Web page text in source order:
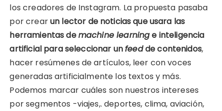
los creadores de Instagram. La propuesta pasaba
por crearun lector de noticias que usara las
herramientas demachine learninge inteligencia
artificial para seleccionar unfeedde contenidos,
hacer resúmenes de artículos, leer con voces
generadas artificialmente los textos y más.
Podemos marcar cuáles son nuestros intereses
por segmentos -viajes,. deportes, clima, aviación,